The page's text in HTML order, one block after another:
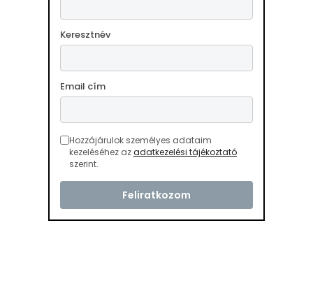
Keresztnév
Email cím
Hozzájárulok személyes adataim
kezeléséhez azadatkezelési tájékoztató
szerint.